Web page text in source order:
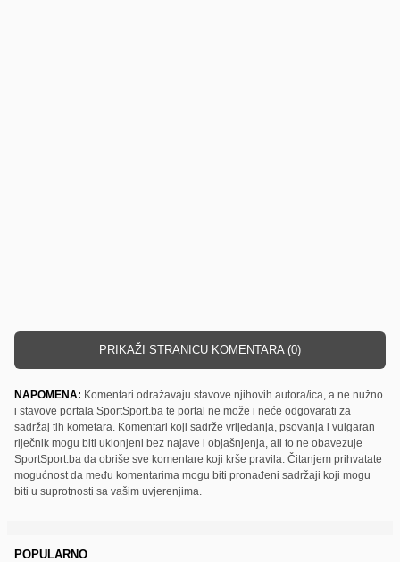
PRIKAŽI STRANICU KOMENTARA (0)
NAPOMENA: Komentari odražavaju stavove njihovih autora/ica, a ne nužno
i stavove portala SportSport.ba te portal ne može i neće odgovarati za
sadržaj tih kometara. Komentari koji sadrže vrijeđanja, psovanja i vulgaran
riječnik mogu biti uklonjeni bez najave i objašnjenja, ali to ne obavezuje
SportSport.ba da obriše sve komentare koji krše pravila. Čitanjem prihvatate
mogućnost da među komentarima mogu biti pronađeni sadržaji koji mogu
biti u suprotnosti sa vašim uvjerenjima.
POPULARNO